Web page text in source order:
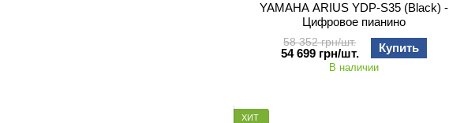
YAMAHA ARIUS YDP-S35 (Black) -
Цифровое пианино
58 352 грн/шт.
54 699 грн/шт. Купить
В наличии
ХИТ